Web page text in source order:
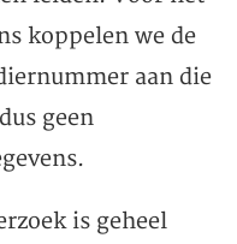
koppelen we de
aan die
geen
is geheel